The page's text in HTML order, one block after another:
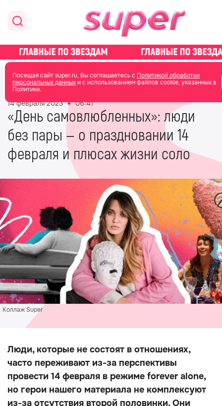
Посещая сайт super.ru, Вы соглашаетесь с Политикой обработки
персональных данныхи с использованием файлов cookie, указанных в
Политике.
главная общество
14 февраля 2023 06:41
«День самовлюбленных»: люди
без пары — о праздновании 14
февраля и плюсах жизни соло
Коллаж Super
Люди, которые не состоят в отношениях,
часто переживают из-за перспективы
провести 14 февраля в режиме forever alone,
но герои нашего материала не комплексуют
из-за отсутствия второй половинки. Они